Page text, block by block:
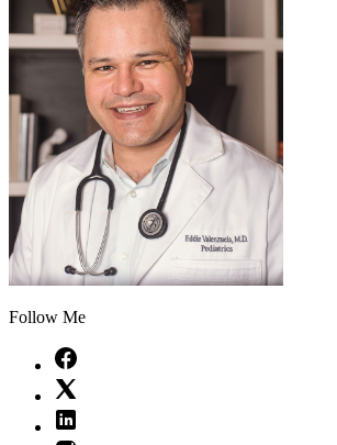
Follow Me